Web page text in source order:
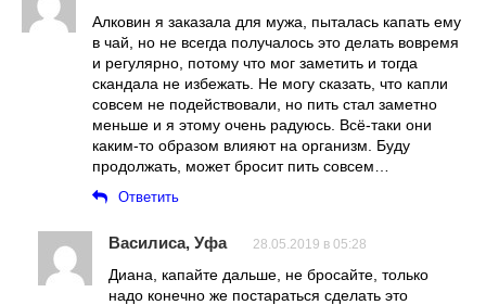
Алковин я заказала для мужа, пыталась капать ему
в чай, но не всегда получалось это делать вовремя
и регулярно, потому что мог заметить и тогда
скандала не избежать. Не могу сказать, что капли
совсем не подействовали, но пить стал заметно
меньше и я этому очень радуюсь. Всё-таки они
каким-то образом влияют на организм. Буду
продолжать, может бросит пить совсем…
Ответить
Василиса, Уфа 28.05.2019 в 05:28
Диана, капайте дальше, не бросайте, только
надо конечно же постараться сделать это